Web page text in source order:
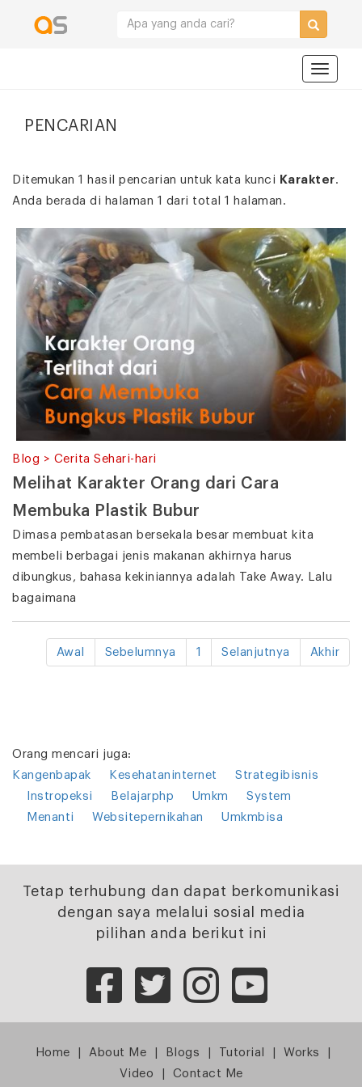
PENCARIAN
Ditemukan 1 hasil pencarian untuk kata kunci Karakter.
Anda berada di halaman 1 dari total 1 halaman.
Blog > Cerita Sehari-hari
Melihat Karakter Orang dari Cara
Membuka Plastik Bubur
Dimasa pembatasan bersekala besar membuat kita
membeli berbagai jenis makanan akhirnya harus
dibungkus, bahasa kekiniannya adalah Take Away. Lalu
bagaimana
Awal Sebelumnya 1 Selanjutnya Akhir
Orang mencari juga:
Kangenbapak
Kesehataninternet
Strategibisnis
Instropeksi
Belajarphp Umkm
System
Menanti
Websitepernikahan Umkmbisa
Tetap terhubung dan dapat berkomunikasi
dengan saya melalui sosial media
pilihan anda berikut ini
Home About Me Blogs Tutorial Works
Video
Contact Me